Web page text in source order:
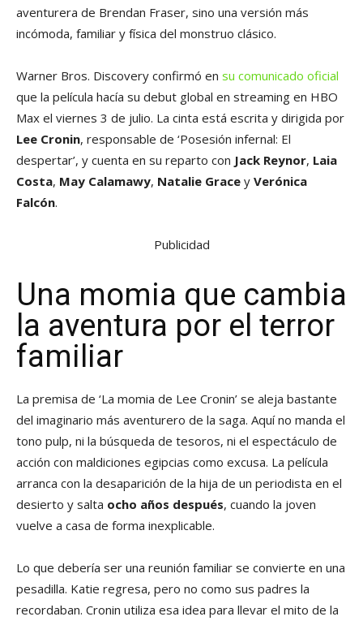
aventurera de Brendan Fraser, sino una versión más
incómoda, familiar y física del monstruo clásico.
Warner Bros. Discovery confirmó en su comunicado oficial
que la película hacía su debut global en streaming en HBO
Max el viernes 3 de julio. La cinta está escrita y dirigida por
Lee Cronin, responsable de ‘Posesión infernal: El
despertar’, y cuenta en su reparto con Jack Reynor, Laia
Costa, May Calamawy, Natalie Grace y Verónica
Falcón.
Publicidad
Una momia que cambia
la aventura por el terror
familiar
La premisa de ‘La momia de Lee Cronin’ se aleja bastante
del imaginario más aventurero de la saga. Aquí no manda el
tono pulp, ni la búsqueda de tesoros, ni el espectáculo de
acción con maldiciones egipcias como excusa. La película
arranca con la desaparición de la hija de un periodista en el
desierto y salta ocho años después, cuando la joven
vuelve a casa de forma inexplicable.
Lo que debería ser una reunión familiar se convierte en una
pesadilla. Katie regresa, pero no como sus padres la
recordaban. Cronin utiliza esa idea para llevar el mito de la